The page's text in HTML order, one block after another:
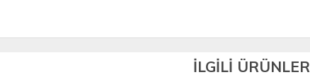
İLGİLİ ÜRÜNLER